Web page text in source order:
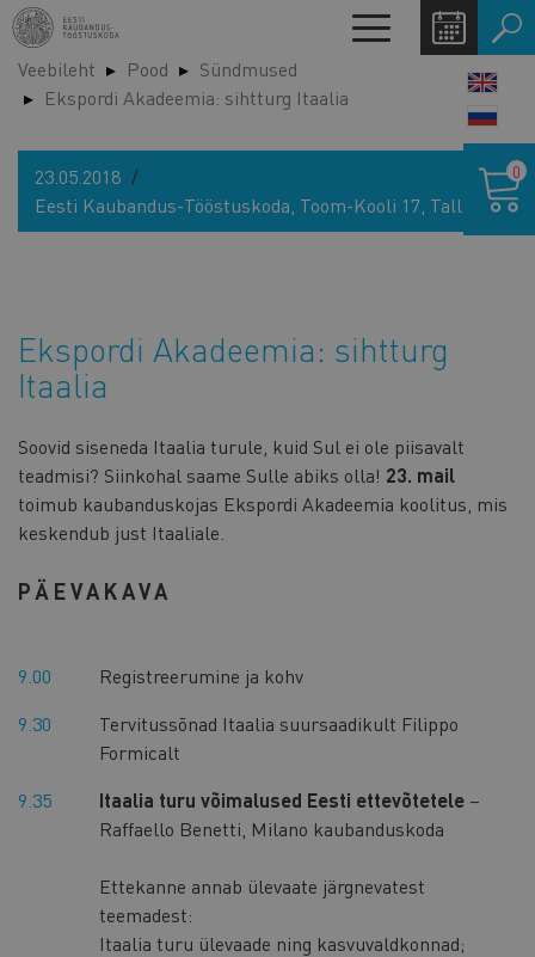
Liigu
edasi
põhisisu
juurde
Toggle
navigation
Veebileht Pood
Sündmused
Ekspordi Akadeemia: sihtturg Itaalia
23.05.2018
Eesti Kaubandus-Tööstuskoda, Toom-Kooli 17, Tallinn
Ekspordi Akadeemia: sihtturg
Itaalia
Soovid siseneda Itaalia turule, kuid Sul ei ole piisavalt
teadmisi? Siinkohal saame Sulle abiks olla! 23. mail
toimub kaubanduskojas Ekspordi Akadeemia koolitus, mis
keskendub just Itaaliale.
PÄEVAKAVA
9.00
Registreerumine ja kohv
9.30
Tervitussõnad Itaalia suursaadikult Filippo
Formicalt
9.35
Itaalia turu võimalused Eesti ettevõtetele –
Raffaello Benetti, Milano kaubanduskoda
Ettekanne annab ülevaate järgnevatest
teemadest:
Itaalia turu ülevaade ning kasvuvaldkonnad;
0